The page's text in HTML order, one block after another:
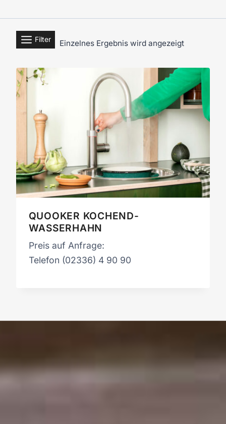
Filter Einzelnes Ergebnis wird angezeigt
QUOOKER KOCHEND-
WASSERHAHN
Preis auf Anfrage:
Telefon (02336) 4 90 90